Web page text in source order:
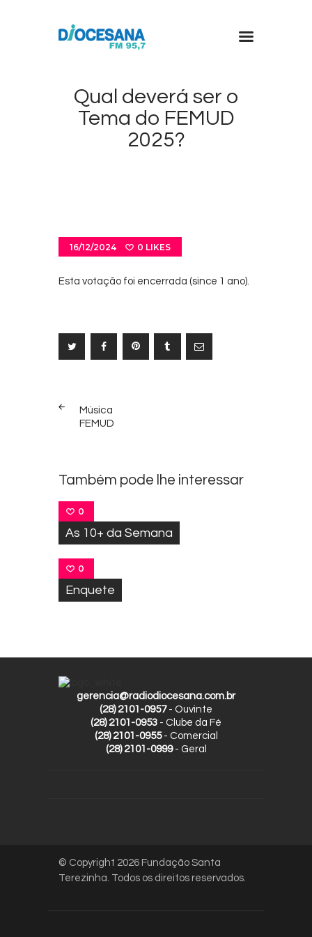
Qual deverá ser o
Tema do FEMUD
2025?
A Diocesana
Promoções
Clube da Fé
16/12/2024 0 LIKES
Esta votação foi encerrada (since 1 ano).
de
Post
POST
Música
FEMUD
Também pode lhe interessar
0
As 10+ da Semana
0
Enquete
gerencia@radiodiocesana.com.br
(28) 2101-0957- Ouvinte
(28) 2101-0953 - Clube da Fé
(28) 2101-0955- Comercial
(28) 2101-0999- Geral
© Copyright 2026 Fundação Santa
Terezinha. Todos os direitos reservados.